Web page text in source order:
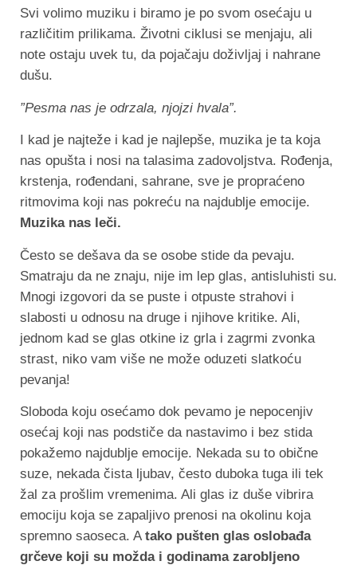
Svi volimo muziku i biramo je po svom osećaju u
različitim prilikama. Životni ciklusi se menjaju, ali
note ostaju uvek tu, da pojačaju doživljaj i nahrane
dušu.
”Pesma nas je odrzala, njojzi hvala”.
I kad je najteže i kad je najlepše, muzika je ta koja
nas opušta i nosi na talasima zadovoljstva. Rođenja,
krstenja, rođendani, sahrane, sve je propraćeno
ritmovima koji nas pokreću na najdublje emocije.
Muzika nas leči.
Često se dešava da se osobe stide da pevaju.
Smatraju da ne znaju, nije im lep glas, antisluhisti su.
Mnogi izgovori da se puste i otpuste strahovi i
slabosti u odnosu na druge i njihove kritike. Ali,
jednom kad se glas otkine iz grla i zagrmi zvonka
strast, niko vam više ne može oduzeti slatkoću
pevanja!
Sloboda koju osećamo dok pevamo je nepocenjiv
osećaj koji nas podstiče da nastavimo i bez stida
pokažemo najdublje emocije. Nekada su to obične
suze, nekada čista ljubav, često duboka tuga ili tek
žal za prošlim vremenima. Ali glas iz duše vibrira
emociju koja se zapaljivo prenosi na okolinu koja
spremno saoseca. A tako pušten glas oslobađa
grčeve koji su možda i godinama zarobljeno